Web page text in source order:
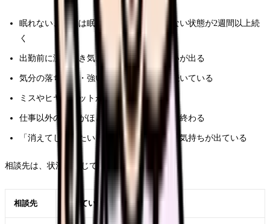
眠れない、または眠っても休めた感覚がない状態が2週間以上続
く
出勤前に涙、吐き気、腹痛、動悸、めまいが出る
気分の落ち込み・強い不安・イライラが続いている
ミスやヒヤリハットが明らかに増えている
仕事以外の生活がほとんど「回復」だけで終わる
「消えてしまいたい」「死にたい」という気持ちが出ている
相談先は、状況に応じて使い分けます。
相談先 向いている場面